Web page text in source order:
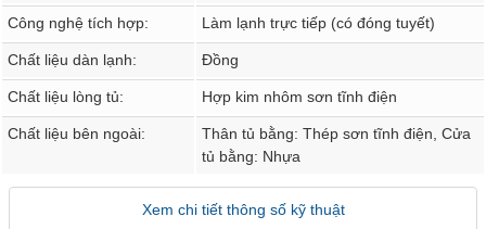
Công nghệ tích hợp: Làm lạnh trực tiếp (có đóng tuyết)
Chất liệu dàn lạnh: Đồng
Chất liệu lòng tủ: Hợp kim nhôm sơn tĩnh điện
Chất liệu bên ngoài:
Thân tủ bằng: Thép sơn tĩnh điện, Cửa
tủ bằng: Nhựa
Xem chi tiết thông số kỹ thuật